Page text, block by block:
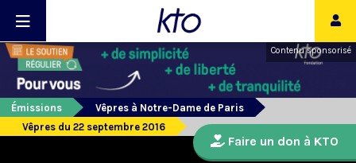
Contenu sponsorisé
Émissions
Vêpres à Notre-Dame de Paris
Vêpres du 22 septembre 2016
Faire un don à KTO